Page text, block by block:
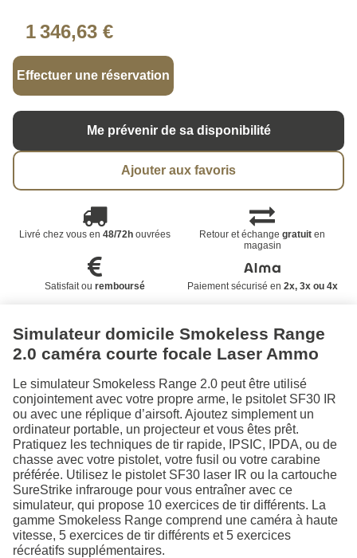
1 346,63 €
Effectuer une réservation
Me prévenir de sa disponibilité
Ajouter aux favoris
Livré chez vous en 48/72houvrées Retour et échangegratuit en
magasin
Satisfait ou remboursé Paiement sécurisé en 2x, 3x ou 4x
Simulateur domicile Smokeless Range
2.0 caméra courte focale Laser Ammo
Le simulateur Smokeless Range 2.0 peut être utilisé
conjointement avec votre propre arme, le psitolet SF30 IR
ou avec une réplique d’airsoft. Ajoutez simplement un
ordinateur portable, un projecteur et vous êtes prêt.
Pratiquez les techniques de tir rapide, IPSIC, IPDA, ou de
chasse avec votre pistolet, votre fusil ou votre carabine
préférée. Utilisez le pistolet SF30 laser IR ou la cartouche
SureStrike infrarouge pour vous entraîner avec ce
simulateur, qui propose 10 exercices de tir différents. La
gamme Smokeless Range comprend une caméra à haute
vitesse, 5 exercices de tir différents et 5 exercices
récréatifs supplémentaires.